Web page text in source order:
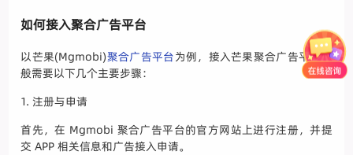
如何接入聚合广告平台
以芒果(Mgmobi)聚合广告平台为例，接入芒果聚合广告平台一
般需要以下几个主要步骤：
1. 注册与申请
首先，在 Mgmobi 聚合广告平台的官方网站上进行注册，并提
交 APP 相关信息和广告接入申请。